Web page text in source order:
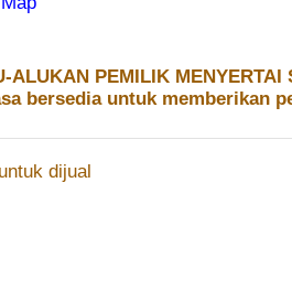
ALUKAN PEMILIK
bersedia untuk memberikan
dijual